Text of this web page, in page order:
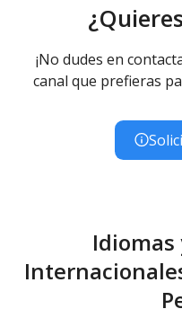
¡No dudes en
canal que prefieras
Idiomas